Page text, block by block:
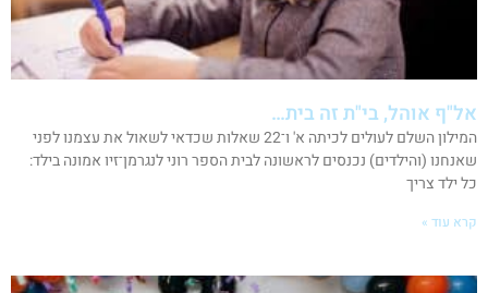
אל"ף אוהל, בי"ת זה בית…
המילון השלם לעולים לכיתה א' ו־22 שאלות שכדאי לשאול את עצמנו לפני
שאנחנו (והילדים) נכנסים לראשונה לבית הספר רוני לנגרמן־זיו אמונה בילד:
כל ילד צריך
קרא עוד »